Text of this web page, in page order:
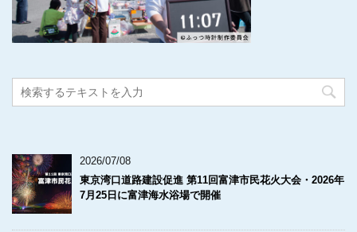
2026/07/08
東京湾口道路建設促進 第11回富津市民花火大会・2026年
7月25日に富津海水浴場で開催